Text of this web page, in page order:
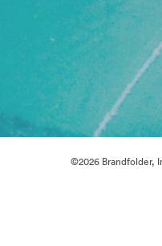
©2026 Brandfolder,